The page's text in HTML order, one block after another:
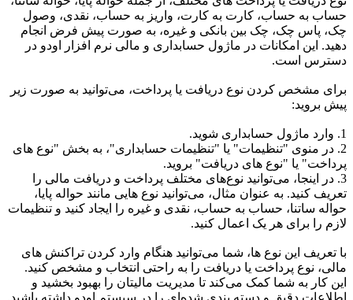
حساب به حساب، کارت به کارت، واریز به حساب، نقدی، وصول
چک، پاس چک، چک بین بانکی و غیره، به صورت پیش فرض انجام
دهید. این امکانات در ماژول حسابداری و مالی نرم افزار اودو در
دسترس است.
برای مشخص کردن نوع دریافت یا پرداخت، می‌توانید به صورت زیر
پیش بروید:
1. وارد ماژول حسابداری شوید.
2. در منوی "تنظیمات" یا "تنظیمات حسابداری"، به بخش "نوع های
پرداخت" یا "نوع های دریافت" بروید.
3. در اینجا، می‌توانید نوع‌های مختلف پرداخت و دریافت مالی را
تعریف کنید. به عنوان مثال، می‌توانید نوع هایی مانند حواله پایا،
حواله ساتنا، حساب به حساب، نقدی و غیره را ایجاد کنید و تنظیمات
لازم را برای هر یک اعمال کنید.
با تعریف این نوع ها، شما می‌توانید هنگام وارد کردن تراکنش های
مالی، نوع پرداخت یا دریافت را به راحتی انتخاب و مشخص کنید.
این کار به شما کمک می‌کند تا مدیریت مالیتان را بهبود بخشید و
اطلاعات دقیق و دسته بندی شده‌ای را در سیستم اودو داشته باشید.